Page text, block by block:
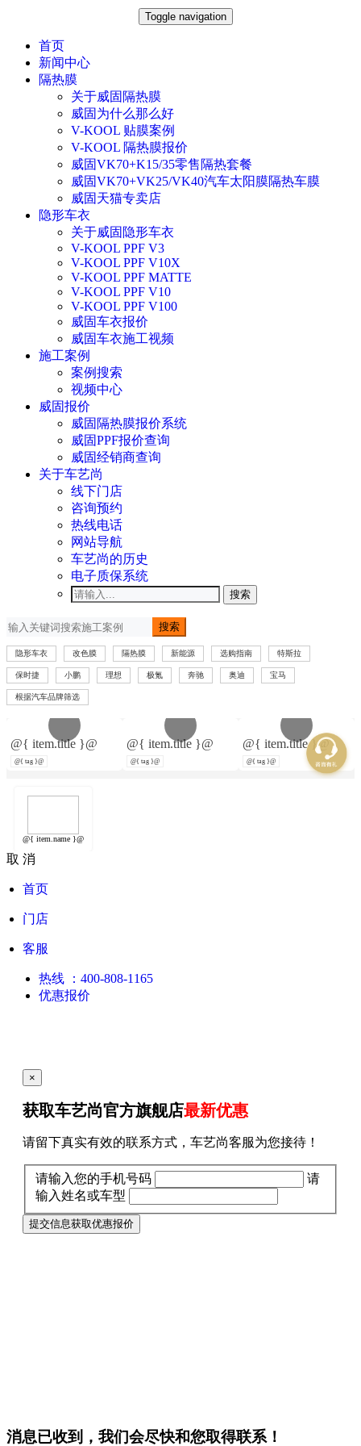
Toggle navigation
首页
新闻中心
隔热膜
关于威固隔热膜
威固为什么那么好
V-KOOL 贴膜案例
V-KOOL 隔热膜报价
威固VK70+K15/35零售隔热套餐
威固VK70+VK25/VK40汽车太阳膜隔热车膜
威固天猫专卖店
隐形车衣
关于威固隐形车衣
V-KOOL PPF V3
V-KOOL PPF V10X
V-KOOL PPF MATTE
V-KOOL PPF V10
V-KOOL PPF V100
威固车衣报价
威固车衣施工视频
施工案例
案例搜索
视频中心
威固报价
威固隔热膜报价系统
威固PPF报价查询
威固经销商查询
关于车艺尚
线下门店
咨询预约
热线电话
网站导航
车艺尚的历史
电子质保系统
搜索
搜索
隐形车衣 改色膜 隔热膜 新能源 选购指南 特斯拉
保时捷 小鹏 理想 极氪 奔驰 奥迪 宝马
根据汽车品牌筛选
@{ item.title }@
@{ tag }@
@{ item.title }@
@{ tag }@
@{ item.title }@
@{ tag }@
@{ item.name }@
取 消
首页
门店
客服
热线
：400-808-1165
优惠报价
×
获取车艺尚官方旗舰店最新优惠
请留下真实有效的联系方式，车艺尚客服为您接待！
请输入您的手机号码
请
输入姓名或车型
提交信息获取优惠报价
消息已收到，我们会尽快和您取得联系！